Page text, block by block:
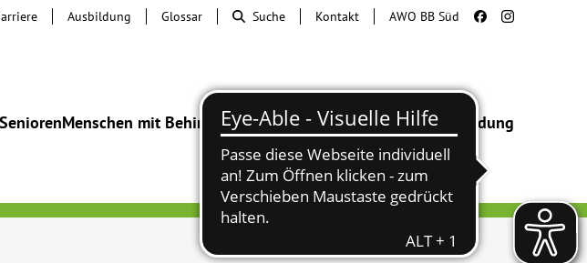
SeniorenMenschen mit BehinderungBeratung & HilfeBegegnung Bildung
Ausbildung Glossar Suche Kontakt AWO BB Süd